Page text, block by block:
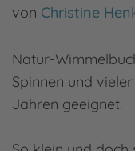
von Christine
Natur-
Spinnen und
Jahren geeignet.